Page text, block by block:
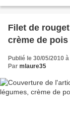
Filet de
crème de
Publié le 30/05/2010
Par mlaure35